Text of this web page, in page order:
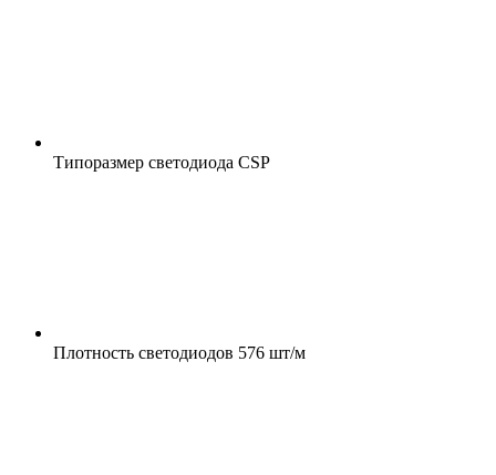
Типоразмер светодиода CSP
Плотность светодиодов 576 шт/м